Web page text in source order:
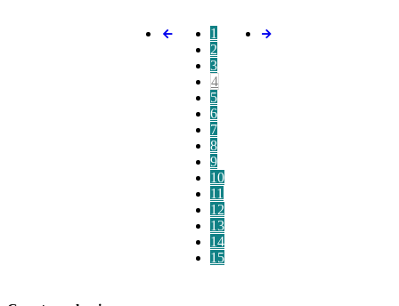
1
2
3
4
5
6
7
8
9
10
11
12
13
14
15